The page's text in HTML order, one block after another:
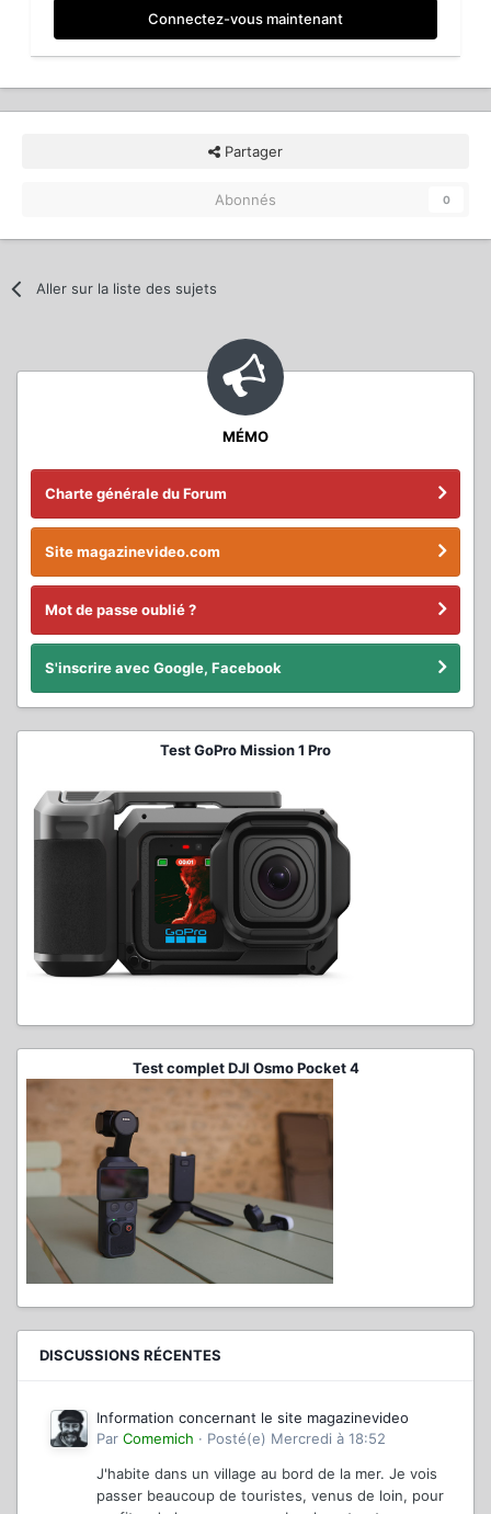
Connectez-vous maintenant
Partager
Abonnés 0
Aller sur la liste des sujets
MÉMO
Charte générale du Forum
Site magazinevideo.com
Mot de passe oublié ?
S'inscrire avec Google, Facebook
Test GoPro Mission 1 Pro
Test complet DJI Osmo Pocket 4
DISCUSSIONS RÉCENTES
Information concernant le site magazinevideo
Par Comemich · Posté(e) Mercredi à 18:52
J'habite dans un village au bord de la mer. Je vois
passer beaucoup de touristes, venus de loin, pour